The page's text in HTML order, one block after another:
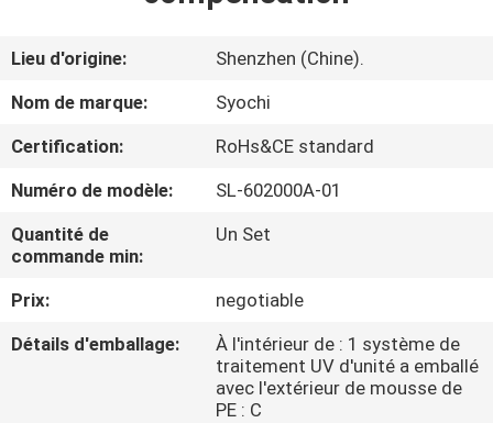
DE
NOUS
VISITE
D'USINE
CONTRÔLE
DE
QUALITÉ
Lieu d'origine:
Shenzhen (Chine).
Nom de marque:
Syochi
Certification:
RoHs&CE standard
Numéro de modèle:
SL-602000A-01
Quantité de
commande min:
Un Set
Prix:
negotiable
Détails d'emballage:
À l'intérieur de : 1 système de
traitement UV d'unité a emballé
avec l'extérieur de mousse de
PE : C